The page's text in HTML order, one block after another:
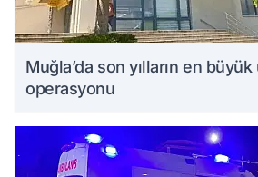
Muğla’da son yılların en
operasyonu